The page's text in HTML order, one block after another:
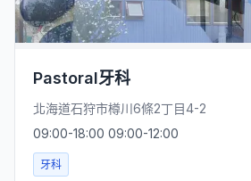
Pastoral牙科
北海道石狩市樽川6條2丁目4-2
09:00-18:00 09:00-12:00
牙科